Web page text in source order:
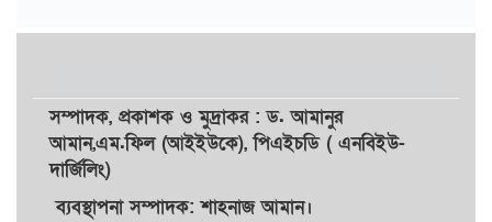
সম্পাদক, প্রকাশকওমুদ্রাকর: ড. আমানুর
আমান,এম.ফিল (আইইউকে), পিএইচডি ( এনবিইউ-
দার্জিলিং)
ব্যবস্থাপনা সম্পাদক: শাহনাজ আমান।